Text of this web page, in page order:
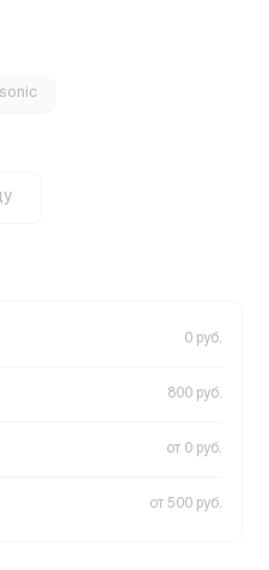
0 руб.
800 руб.
от 0 руб.
от 500 руб.